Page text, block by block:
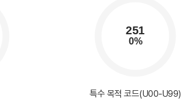
특수 목적 코드(U00-U99)